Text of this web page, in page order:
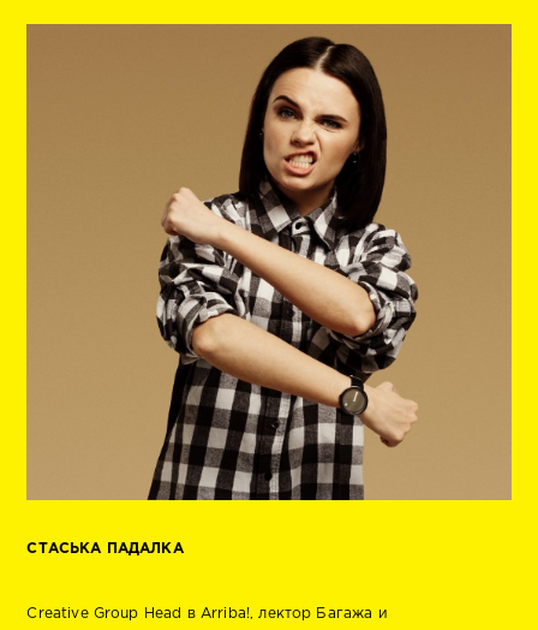
СТАСЬКА ПАДАЛКА
Creative Group Head в Arriba!, лектор Багажа и